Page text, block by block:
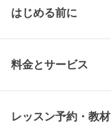
はじめる前に
料金とサービス
レッスン予約・教材